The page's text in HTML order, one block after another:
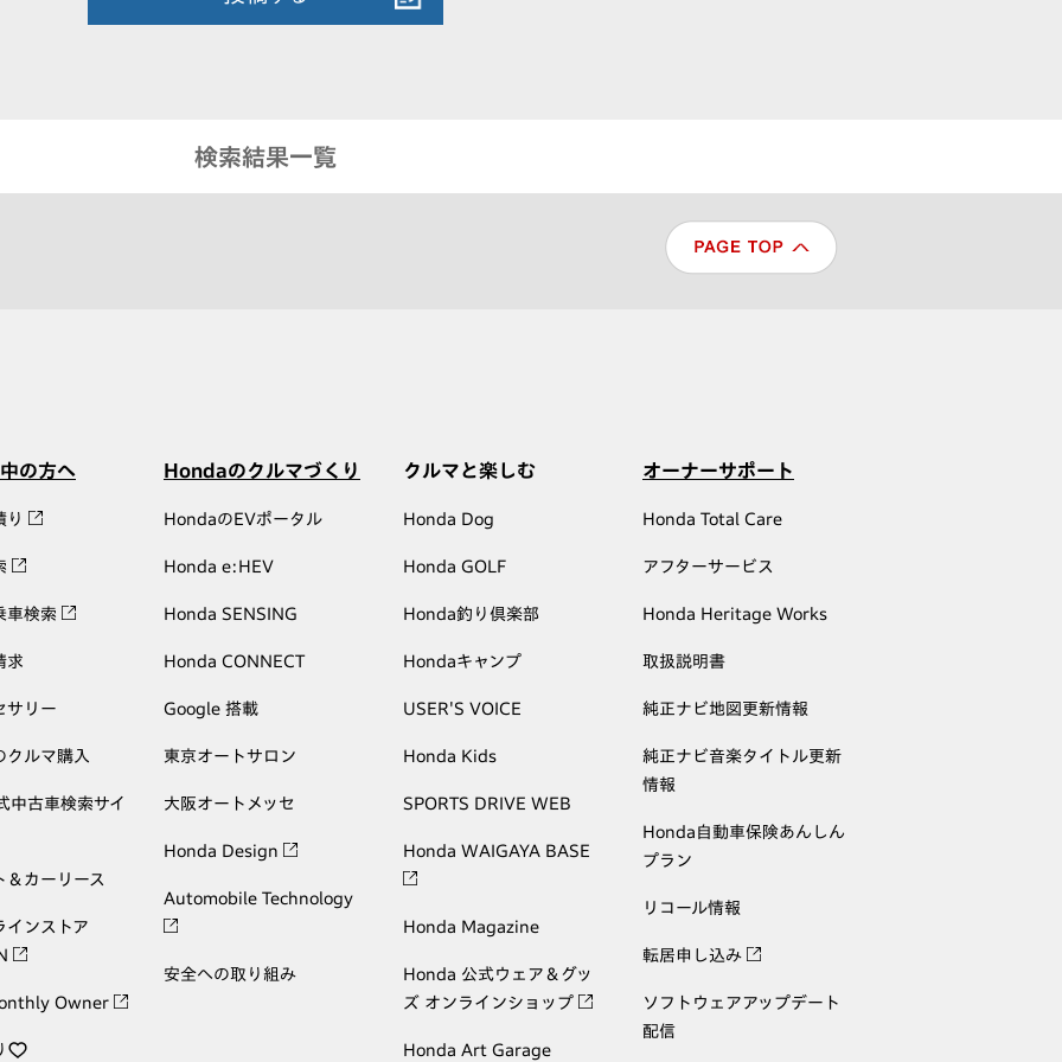
検索結果一覧
の方へ
り
車検索
求
サリー
クルマ購入
中古車検索サイ
＆カーリース
インストア
Owner
Hondaのクルマづくり
HondaのEVポータル
Honda e:HEV
Honda SENSING
Honda CONNECT
Google 搭載
東京オートサロン
大阪オートメッセ
Honda Design
Automobile Technology
安全への取り組み
クルマと楽しむ
Honda Dog
Honda GOLF
Honda釣り倶楽部
Hondaキャンプ
USER'S VOICE
Honda Kids
SPORTS DRIVE WEB
Honda WAIGAYA BASE
Honda Magazine
Honda 公式ウェア＆グッ
ズ オンラインショップ
Honda Art Garage
オーナーサポート
Honda Total Care
アフターサービス
Honda Heritage Works
取扱説明書
純正ナビ地図更新情報
純正ナビ音楽タイトル更新
情報
Honda自動車保険あんしん
プラン
リコール情報
転居申し込み
ソフトウェアアップデート
配信